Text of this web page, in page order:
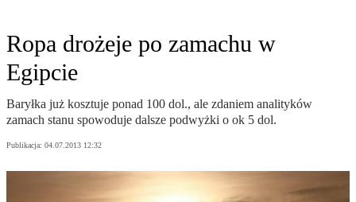
Ropa drożeje po zamachu w
Egipcie
Baryłka już kosztuje ponad 100 dol., ale zdaniem analityków
zamach stanu spowoduje dalsze podwyżki o ok 5 dol.
Publikacja: 04.07.2013 12:32